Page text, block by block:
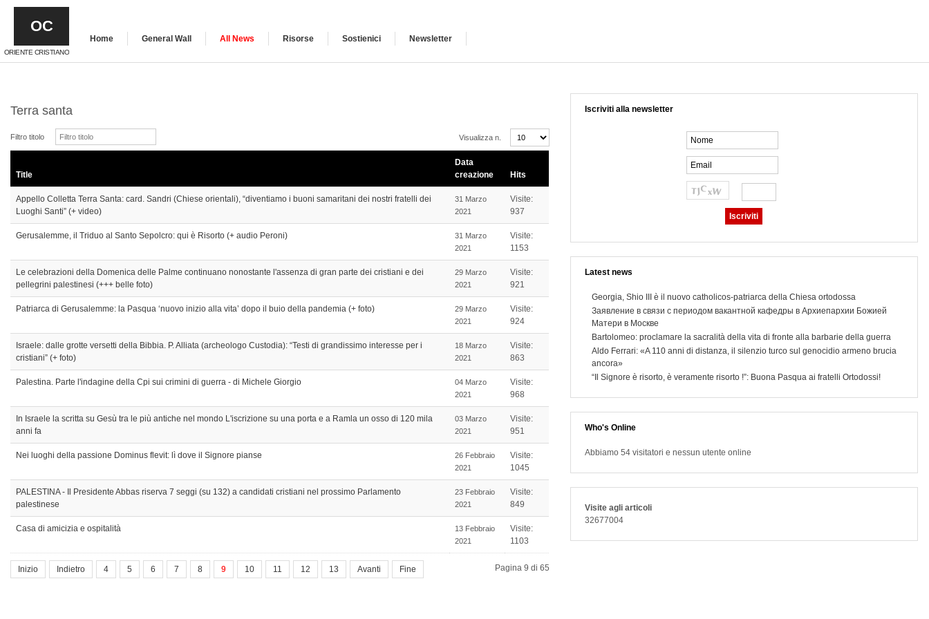
OC
ORIENTE CRISTIANO
Home General Wall All News Risorse Sostienici Newsletter
Terra santa
Filtro titolo Visualizza n.
Title
Data
creazione
Hits
Appello Colletta Terra Santa: card. Sandri (Chiese orientali), “diventiamo i buoni samaritani dei nostri fratelli dei
Luoghi Santi” (+ video)
31 Marzo
2021
Visite:
937
Gerusalemme, il Triduo al Santo Sepolcro: qui è Risorto (+ audio Peroni)
31 Marzo
2021
Visite:
1153
Le celebrazioni della Domenica delle Palme continuano nonostante l'assenza di gran parte dei cristiani e dei
pellegrini palestinesi (+++ belle foto)
29 Marzo
2021
Visite:
921
Patriarca di Gerusalemme: la Pasqua ‘nuovo inizio alla vita’ dopo il buio della pandemia (+ foto)
29 Marzo
2021
Visite:
924
Israele: dalle grotte versetti della Bibbia. P. Alliata (archeologo Custodia): “Testi di grandissimo interesse per i
cristiani” (+ foto)
18 Marzo
2021
Visite:
863
Palestina. Parte l'indagine della Cpi sui crimini di guerra - di Michele Giorgio
04 Marzo
2021
Visite:
968
In Israele la scritta su Gesù tra le più antiche nel mondo L'iscrizione su una porta e a Ramla un osso di 120 mila
anni fa
03 Marzo
2021
Visite:
951
Nei luoghi della passione Dominus flevit: lì dove il Signore pianse
26 Febbraio
2021
Visite:
1045
PALESTINA - Il Presidente Abbas riserva 7 seggi (su 132) a candidati cristiani nel prossimo Parlamento
palestinese
23 Febbraio
2021
Visite:
849
Casa di amicizia e ospitalità
13 Febbraio
2021
Visite:
1103
Pagina 9 di 65
Inizio Indietro 4 5 6 7 8 9 10 11 12 13 Avanti Fine
Iscriviti alla newsletter
Latest news
Georgia, Shio III è il nuovo catholicos-patriarca della Chiesa ortodossa
Заявление в связи с периодом вакантной кафедры в Архиепархии Божией
Матери в Москве
Bartolomeo: proclamare la sacralità della vita di fronte alla barbarie della guerra
Aldo Ferrari: «A 110 anni di distanza, il silenzio turco sul genocidio armeno brucia
ancora»
“Il Signore è risorto, è veramente risorto !”: Buona Pasqua ai fratelli Ortodossi!
Who's Online
Abbiamo 54 visitatori e nessun utente online
Visite agli articoli
32677004